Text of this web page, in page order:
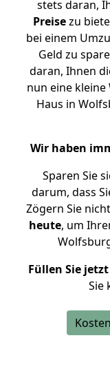
stets daran,
Preisezu
bei einem
Geld zu
daran, Ihnen
nun eine
Haus in
Wir haben
Sparen Sie
darum, dass
Zögern Sie
heute, um
Füllen Sie
Sie